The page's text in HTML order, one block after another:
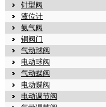
针型阀
液位计
氨气阀
铜阀门
气动球阀
电动球阀
气动蝶阀
电动蝶阀
电动调节阀